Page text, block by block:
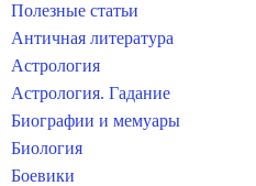
Полезные статьи
Античная литература
Астрология
Астрология. Гадание
Биографии и мемуары
Биология
Боевики